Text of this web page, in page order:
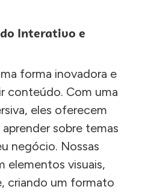
Interativo e
forma inovadora e
conteúdo. Com uma
eles oferecem
sobre temas
negócio. Nossas
elementos visuais,
criando um formato